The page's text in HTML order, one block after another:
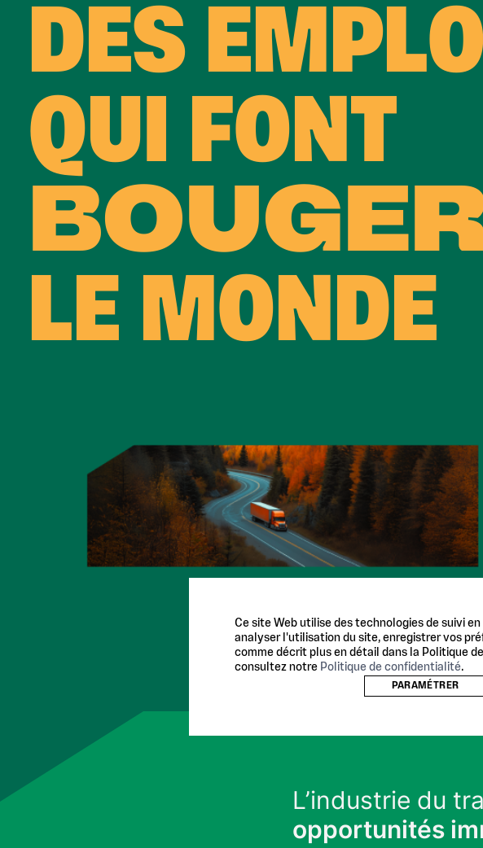
DES
QUI FONT
LE MONDE
L’industrie du
opportunités
Ce site Web utilise des technologies de suivi
analyser l'utilisation du site, enregistrer vos
comme décrit plus en détail dans la Politique
consultez notre Politique de confidentialité.
PARAMÉTRER